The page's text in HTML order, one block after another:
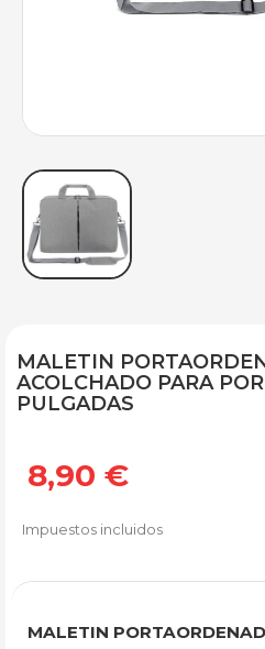
MALETIN
ACOLCHADO PARA
PULGADAS
8,90 €
Impuestos incluidos
MALETIN